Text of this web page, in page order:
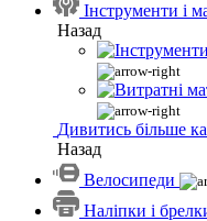
Інструменти і
Назад
Дивитись більше
Назад
Велосипеди
Наліпки і